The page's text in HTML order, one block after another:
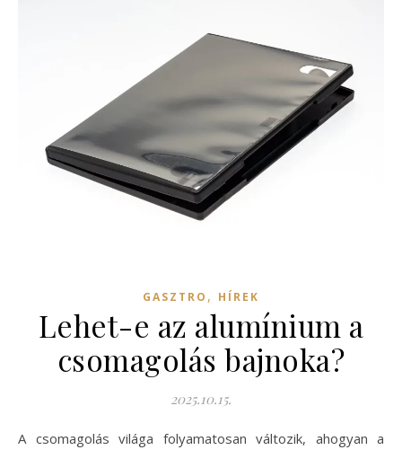
GASZTRO , HÍREK
Lehet-e az alumínium a
csomagolás bajnoka?
2025.10.15.
A csomagolás világa folyamatosan változik, ahogyan a